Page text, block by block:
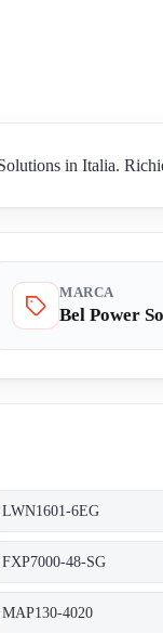
in Italia.
MARCA
Bel Power
LWN1601-6EG
FXP7000-48-SG
MAP130-4020